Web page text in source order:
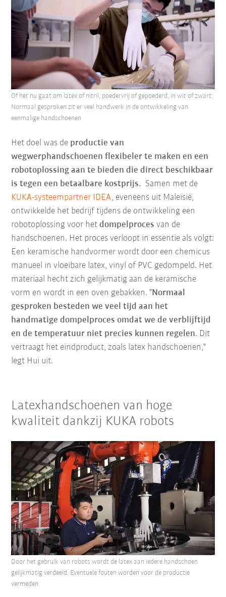
Het doel was de productie van
wegwerphandschoenen flexibeler te maken en een
robotoplossing aan te bieden die direct beschikbaar
is tegen een betaalbare kostprijs. Samen met de
KUKA-systeempartner IDEA, eveneens uit Maleisië,
ontwikkelde het bedrijf tijdens de ontwikkeling een
robotoplossing voor hetdompelprocesvan de
handschoenen. Het proces verloopt in essentie als volgt:
Een keramische handvormer wordt door een chemicus
manueel in vloeibare latex, vinyl of PVC gedompeld. Het
materiaal hecht zich gelijkmatig aan de keramische
vorm en wordt in een oven gebakken. "Normaal
gesproken besteden we veel tijd aan het
handmatige dompelproces omdat we de verblijftijd
en de temperatuur niet precies kunnen regelen. Dit
vertraagt het eindproduct, zoals latex handschoenen,"
legt Hui uit.
Of het nu gaat om latex of nitril, poedervrij of gepoederd, in wit of zwart:
Normaal gesproken zit er veel handwerk in de ontwikkeling van
eenmalige handschoenen
Latexhandschoenen van hoge
kwaliteit dankzij KUKA robots
Door het gebruik van robots wordt de latex aan iedere handschoen
gelijkmatig verdeeld. Eventuele fouten worden voor de productie
vermeden